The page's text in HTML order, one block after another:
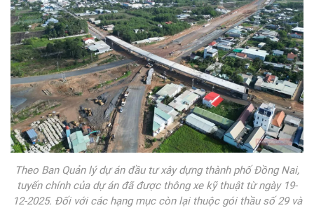
Theo Ban Quản lý dự án đầu tư xây dựng thành phố Đồng Nai,
tuyến chính của dự án đã được thông xe kỹ thuật từ ngày 19-
12-2025. Đối với các hạng mục còn lại thuộc gói thầu số 29 và